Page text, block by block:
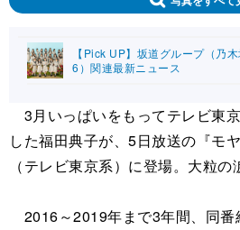
【Pick UP】坂道グループ（乃
6）関連最新ニュース
3月いっぱいをもってテレビ東
した福田典子が、5日放送の『モ
（テレビ東京系）に登場。大粒の
2016～2019年まで3年間、同番